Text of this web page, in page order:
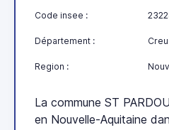
Code insee :
Département :
Region :
La commune ST
en Nouvelle-Aquitaine